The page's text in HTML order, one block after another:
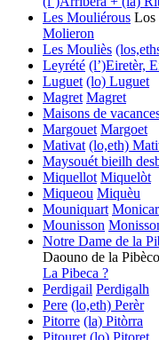
Les Mouliérous Los
Molieron
Les Mouliès
Leyrété (l’)Eiretèr,
Luguet (lo) Luguet
Magret Magret
Maisons de
Margouet Margoet
Mativat (lo,eth)
Maysouét bieilh
Miquellot Miquelòt
Miqueou Miquèu
Mouniquart
Mounisson
Notre Dame de la
Daouno de la Pibèco
La Pibeca ?
Perdigail Perdigalh
Pere (lo,eth) Perèr
Pitorre (la) Pitòrra
Pitouret (lo) Pitoret